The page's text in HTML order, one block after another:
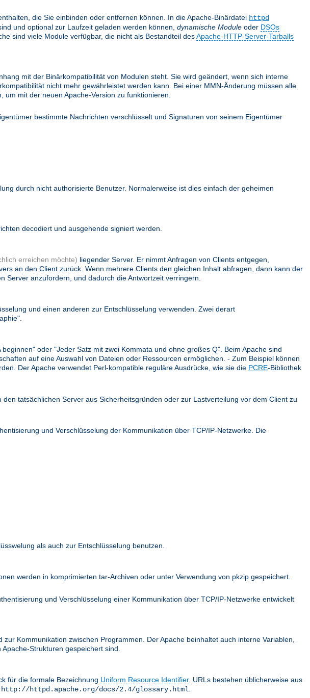
die Sie einbinden oder entfernen können. In die Apache-Binärdatei httpd
und optional zur Laufzeit geladen werden können, dynamische Module oder DSOs
sind viele Module verfügbar, die nicht als Bestandteil desApache-HTTP-Server-Tarballs
mit der Binärkompatibilität von Modulen steht. Sie wird geändert, wenn sich interne
nicht mehr gewährleistet werden kann. Bei einer MMN-Änderung müssen alle
mit der neuen Apache-Version zu funktionieren.
bestimmte Nachrichten verschlüsselt und Signaturen von seinem Eigentümer
durch nicht authorisierte Benutzer. Normalerweise ist dies einfach der geheimen
decodiert und ausgehende signiert werden.
erreichen möchte) liegender Server. Er nimmt Anfragen von Clients entgegen,
an den Client zurück. Wenn mehrere Clients den gleichen Inhalt abfragen, dann kann der
anzufordern, und dadurch die Antwortzeit verringern.
und einen anderen zur Entschlüsselung verwenden. Zwei derart
oder "Jeder Satz mit zwei Kommata und ohne großes Q". Beim Apache sind
auf eine Auswahl von Dateien oder Ressourcen ermöglichen. - Zum Beispiel können
Der Apache verwendet Perl-kompatible reguläre Ausdrücke, wie sie die PCRE-Bibliothek
den tatsächlichen Server aus Sicherheitsgründen oder zur Lastverteilung vor dem Client zu
und Verschlüsselung der Kommunikation über TCP/IP-Netzwerke. Die
als auch zur Entschlüsselung benutzen.
werden in komprimierten tar-Archiven oder unter Verwendung von pkzip gespeichert.
und Verschlüsselung einer Kommunikation über TCP/IP-Netzwerke entwickelt
Kommunikation zwischen Programmen. Der Apache beinhaltet auch interne Variablen,
Strukturen gespeichert sind.
für die formale Bezeichnung Uniform Resource Identifier. URLs bestehen üblicherweise aus
http://httpd.apache.org/docs/2.4/glossary.html